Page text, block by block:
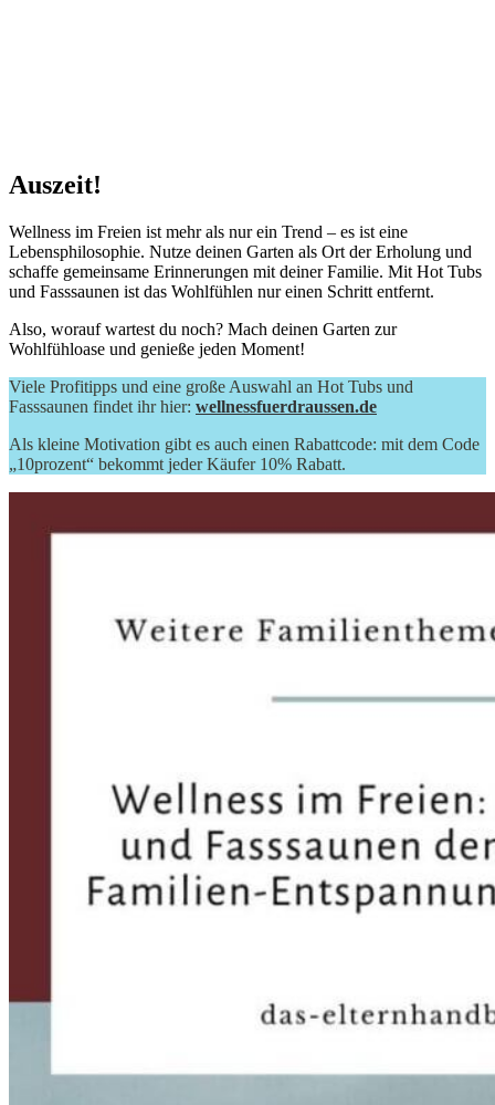
Auszeit!
Wellness im Freien ist mehr als nur ein Trend – es ist eine
Lebensphilosophie. Nutze deinen Garten als Ort der Erholung und
schaffe gemeinsame Erinnerungen mit deiner Familie. Mit Hot Tubs
und Fasssaunen ist das Wohlfühlen nur einen Schritt entfernt.
Also, worauf wartest du noch? Mach deinen Garten zur
Wohlfühloase und genieße jeden Moment!
Viele Profitipps und eine große Auswahl an Hot Tubs und
Fasssaunen findet ihr hier: wellnessfuerdraussen.de
Als kleine Motivation gibt es auch einen Rabattcode: mit dem Code
„10prozent“ bekommt jeder Käufer 10% Rabatt.